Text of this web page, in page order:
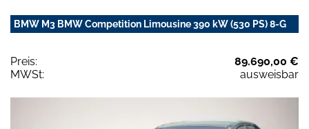
BMW M3 BMW Competition Limousine 390 kW (530 PS) 8-G
Preis:
89.690,00 €
MWSt:
ausweisbar